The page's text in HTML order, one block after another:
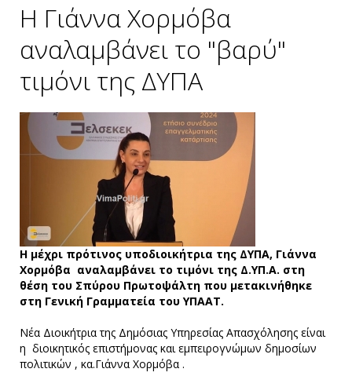
Η Γιάννα Χορμόβα
αναλαμβάνει το "βαρύ"
τιμόνι της ΔΥΠΑ
Η μέχρι πρότινος υποδιοικήτρια της ΔΥΠΑ, Γιάννα
Χορμόβα αναλαμβάνει το τιμόνι της Δ.ΥΠ.Α. στη
θέση του Σπύρου Πρωτοψάλτη που μετακινήθηκε
στη Γενική Γραμματεία του ΥΠΑΑΤ.
Νέα Διοικήτρια της Δημόσιας Υπηρεσίας Απασχόλησης είναι
η διοικητικός επιστήμονας και εμπειρογνώμων δημοσίων
πολιτικών , κα.Γιάννα Χορμόβα .